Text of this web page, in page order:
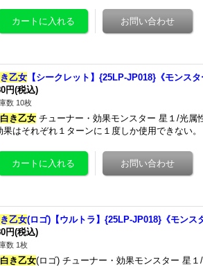
乙女 【シークレット】{25LP-JP018}《モンスタ
円(税込)
数 10枚
白き乙女 チューナー・効果モンスター 星１/光属
果はそれぞれ１ターンに１度しか使用できない
乙女(ロゴ)【ウルトラ】{25LP-JP018}《モンス
円(税込)
数 1枚
白き乙女(ロゴ) チューナー・効果モンスター 星